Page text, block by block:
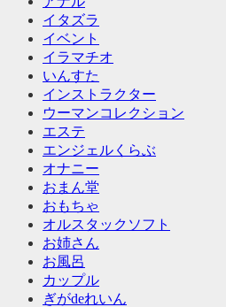
イタズラ
イベント
イラマチオ
いんすた
インストラクター
ウーマンコレクション
エステ
エンジェルくらぶ
オナニー
おまん堂
おもちゃ
オルスタックソフト
お姉さん
お風呂
カップル
ぎがdeれいん